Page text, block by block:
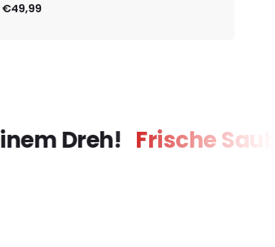
Prix
€49,99
einem Dreh!